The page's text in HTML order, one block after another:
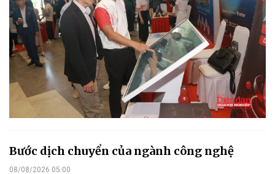
Bước dịch chuyển của ngành công nghệ
08/08/2026 05:00